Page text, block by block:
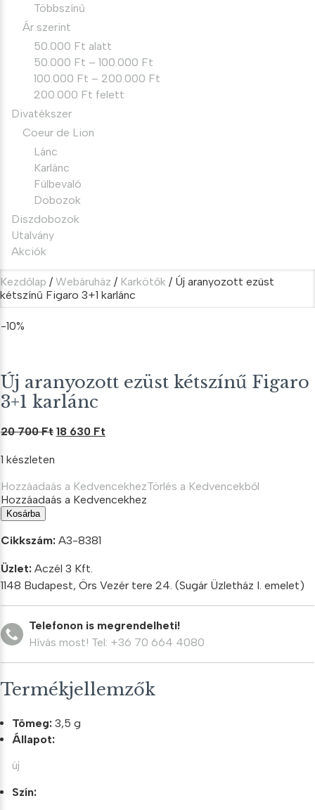
Többszínű
Ár szerint
50.000 Ft alatt
50.000 Ft – 100.000 Ft
100.000 Ft – 200.000 Ft
200.000 Ft felett
Divatékszer
Coeur de Lion
Lánc
Karlánc
Fülbevaló
Dobozok
Diszdobozok
Utalvány
Akciók
Kezdőlap / Webáruház / Karkötők / Új aranyozott ezüst
kétszínű Figaro 3+1 karlánc
-10%
Új aranyozott ezüst kétszínű Figaro
3+1 karlánc
20 700Ft Original
700 Ft.
18 630 Ft
630 Ft.
1 készleten
Hozzáadaás a KedvencekhezTörlés a Kedvencekből
Hozzáadaás a Kedvencekhez
Új
aranyozott
ezüst
Figaro
3+1
karlánc
mennyiség
Kosárba
Cikkszám: A3-8381
Üzlet: Aczél 3 Kft.
1148 Budapest, Örs Vezér tere 24. (Sugár Üzletház I. emelet)
Telefonon is megrendelheti!
Hívás most! Tel: +36 70 664 4080
Termékjellemzők
Tömeg: 3,5 g
Állapot:
új
Szín: